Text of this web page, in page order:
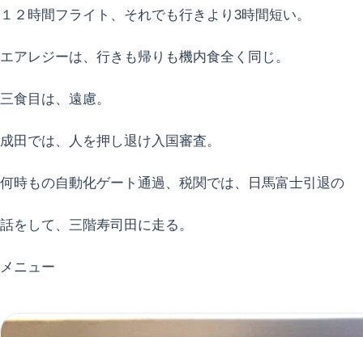
１２時間フライト、それでも行きより3時間短い。
エアレジーは、行きも帰りも機内食全く同じ。
三食目は、遠慮。
成田では、人を押し退け入国審査。
何時もの自動化ゲート通過、税関では、日馬富士引退の
話をして、三階寿司田に走る。
メニュー